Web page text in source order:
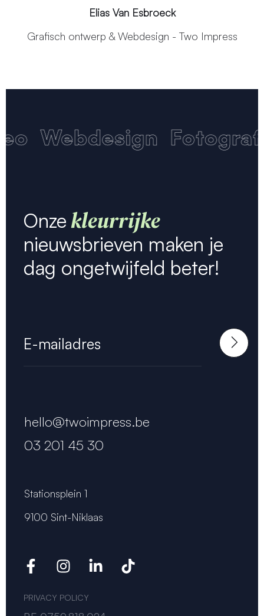
Elias Van Esbroeck
Grafisch ontwerp & Webdesign - Two Impress
Webdesign
hello@twoimpress.be
03 201 45 30
Stationsplein 1
9100 Sint-Niklaas
Onzekleurrijke
nieuwsbrieven maken je
dag ongetwijfeld beter!
PRIVACY POLICY